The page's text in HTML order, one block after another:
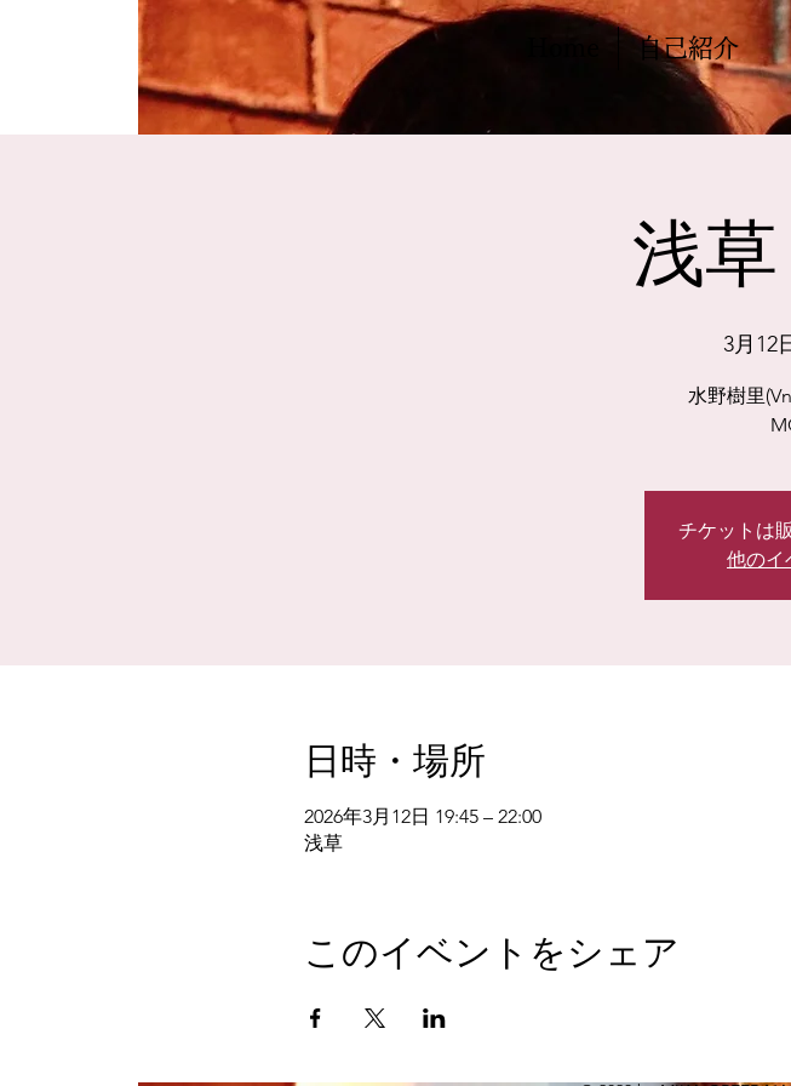
自己紹介
浅
3月12
水野樹里
チケットは
他のイ
日時・場所
2026年3月12日 19:45 – 22:00
浅草
このイベントをシェア